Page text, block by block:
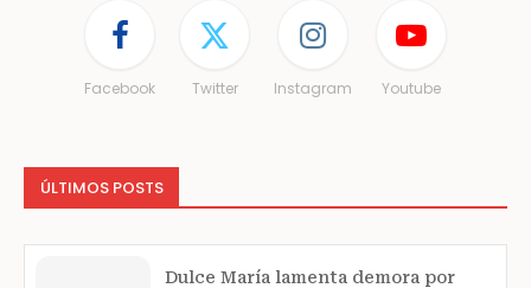
Facebook Twitter Instagram Youtube
ÚLTIMOS POSTS
Dulce María lamenta demora por